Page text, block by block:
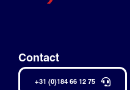
Contact
+31 (0)184 66 12 75